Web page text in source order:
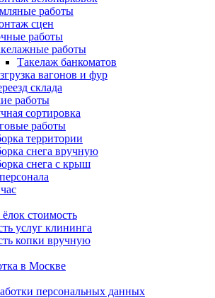
работы
сцен
работы
работы
Такелаж банкоматов
вагонов и фур
склада
работы
сортировка
работы
территории
снега вручную
снега с крыш
стоимость
услуг клининга
копки вручную
в Москве
персональных данных